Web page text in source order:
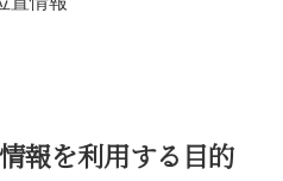
報を利用する目的